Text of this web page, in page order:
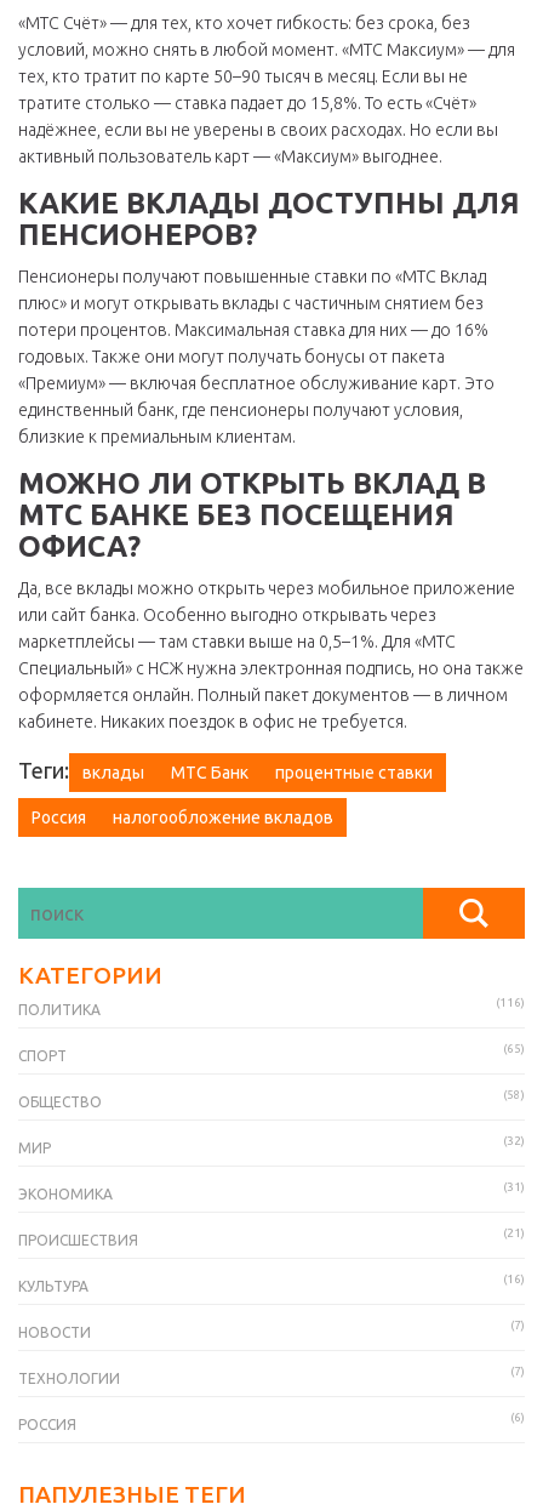
«МТС Счёт» — для тех, кто хочет гибкость: без срока, без
условий, можно снять в любой момент. «МТС Максиум» — для
тех, кто тратит по карте 50–90 тысяч в месяц. Если вы не
тратите столько — ставка падает до 15,8%. То есть «Счёт»
надёжнее, если вы не уверены в своих расходах. Но если вы
активный пользователь карт — «Максиум» выгоднее.
КАКИЕ ВКЛАДЫ ДОСТУПНЫ ДЛЯ
ПЕНСИОНЕРОВ?
Пенсионеры получают повышенные ставки по «МТС Вклад
плюс» и могут открывать вклады с частичным снятием без
потери процентов. Максимальная ставка для них — до 16%
годовых. Также они могут получать бонусы от пакета
«Премиум» — включая бесплатное обслуживание карт. Это
единственный банк, где пенсионеры получают условия,
близкие к премиальным клиентам.
МОЖНО ЛИ ОТКРЫТЬ ВКЛАД В
МТС БАНКЕ БЕЗ ПОСЕЩЕНИЯ
ОФИСА?
Да, все вклады можно открыть через мобильное приложение
или сайт банка. Особенно выгодно открывать через
маркетплейсы — там ставки выше на 0,5–1%. Для «МТС
Специальный» с НСЖ нужна электронная подпись, но она также
оформляется онлайн. Полный пакет документов — в личном
кабинете. Никаких поездок в офис не требуется.
Теги: вклады МТС Банк процентные ставки
Россия налогообложение вкладов
КАТЕГОРИИ
ПОЛИТИКА (116)
СПОРТ (65)
ОБЩЕСТВО (58)
МИР (32)
ЭКОНОМИКА (31)
ПРОИСШЕСТВИЯ (21)
КУЛЬТУРА (16)
НОВОСТИ (7)
ТЕХНОЛОГИИ (7)
РОССИЯ (6)
ПАПУЛЕЗНЫЕ ТЕГИ